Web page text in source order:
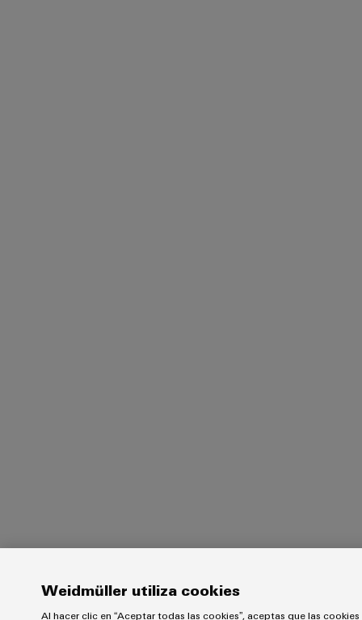
Weidmüller utiliza cookies
Al hacer clic en “Aceptar todas las cookies”, aceptas que las